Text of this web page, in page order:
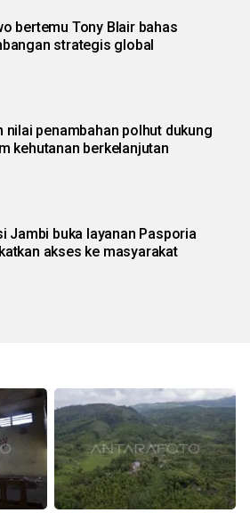
bertemu Tony Blair bahas
strategis global
nilai penambahan polhut dukung
kehutanan berkelanjutan
Jambi buka layanan Pasporia
akses ke masyarakat